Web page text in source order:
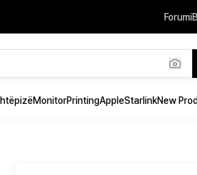
Forumi
MonitorPrintingAppleStarlinkNew